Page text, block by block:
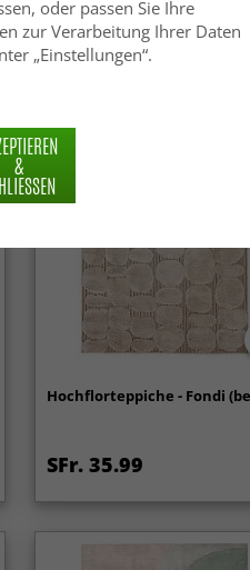
SFr. 39.99 SFr. 53.99
Hochflorteppiche - Fondi
SFr. 35.99
oder passen Sie Ihre
zur Verarbeitung Ihrer Daten
„Einstellungen“.
&